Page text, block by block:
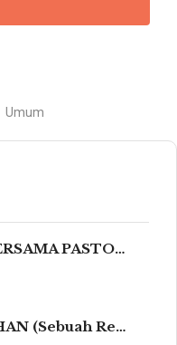
Umum
TERSENYUM BERSAMA PASTOR NANDO 80 Humor Ringan tentang Iman, Kehidupan, dan Kemanusiaan
MISI CINTA TUHAN (Sebuah Refleksi Teologis dalam Cahaya Kidung Agung, Magisterium Gereja, dan Tradisi Katolik yang Mengalir dalam Keindahan Budaya serta Spiritualitas Mendalam yang Menyentuh dan Meneguhkan Hati Beriman.)